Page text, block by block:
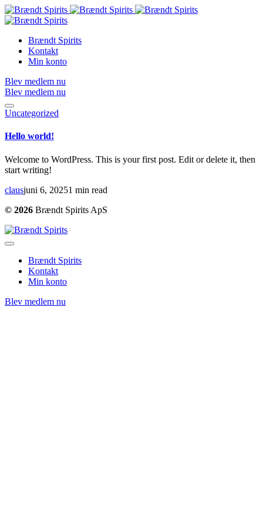
Brændt Spirits
Kontakt
Min konto
Blev medlem nu
Blev medlem nu
Uncategorized
Hello world!
Welcome to WordPress. This is your first post. Edit or delete it, then
start writing!
clausjuni 6, 20251 min read
© 2026 Brændt Spirits ApS
Brændt Spirits
Kontakt
Min konto
Blev medlem nu